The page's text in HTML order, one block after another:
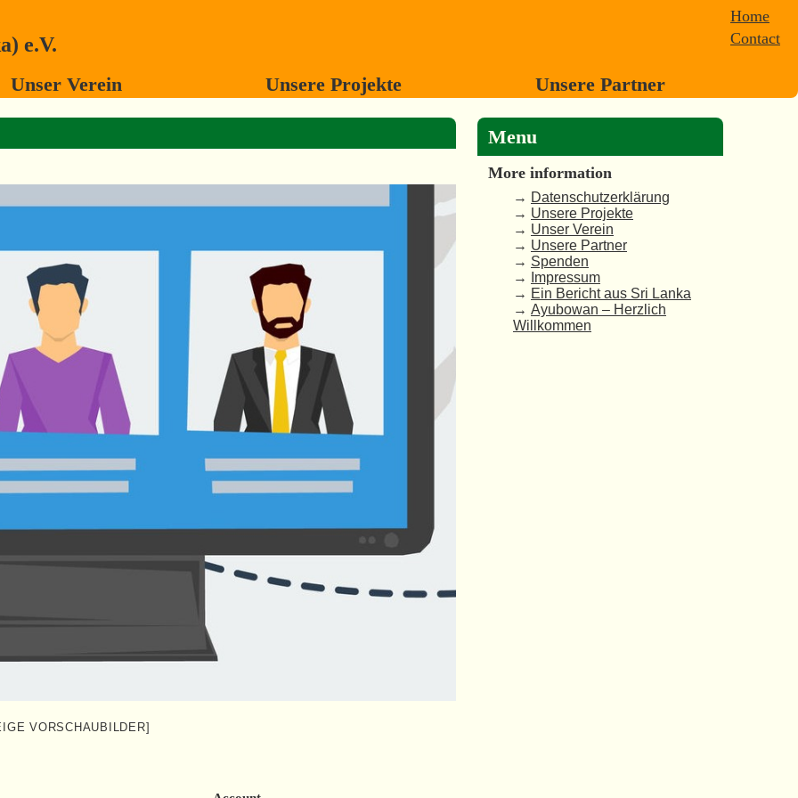
Home
Contact
e.V.
Unser Verein Unsere Projekte Unsere Partner
VORSCHAUBILDER]
Menu
More information
→ Datenschutzerklärung
→ Unsere Projekte
→ Unser Verein
→ Unsere Partner
→ Spenden
→
Impressum
→ Ein Bericht aus Sri Lanka
→ Ayubowan – Herzlich
Willkommen